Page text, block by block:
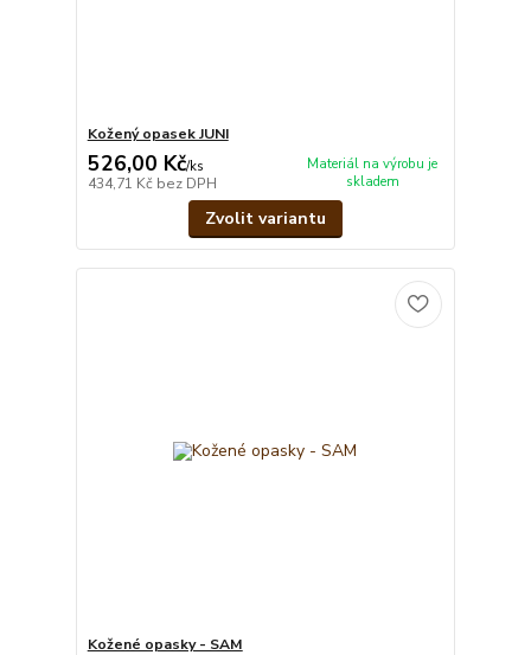
Kožený opasek JUNI
526,00 Kč/ks
434,71 Kč bez DPH
Materiál na výrobu je
skladem
Zvolit variantu
Kožené opasky - SAM